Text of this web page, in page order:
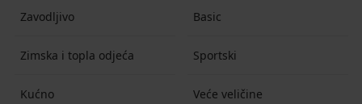
Zavodljivo Basic
Zimska i topla odjeća Sportski
Kućno Veće veličine